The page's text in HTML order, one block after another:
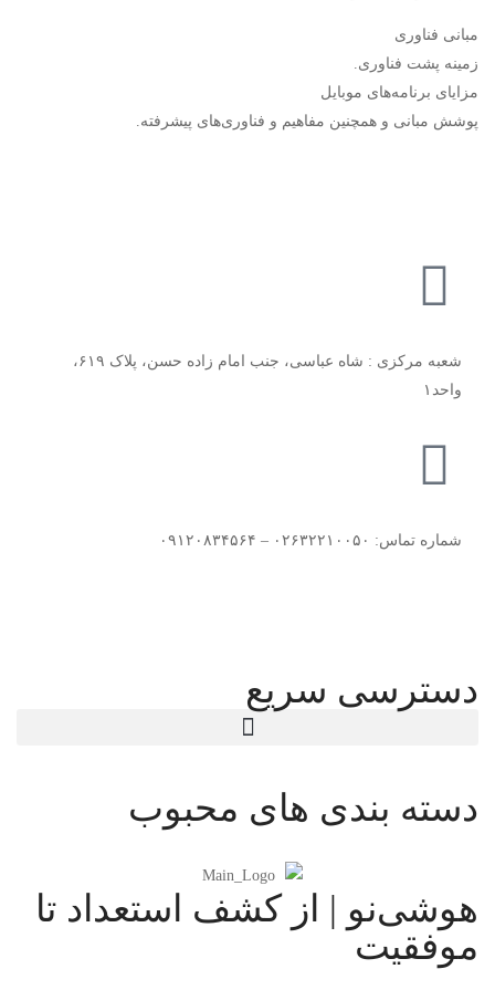
مبانی فناوری
زمینه پشت فناوری.
مزایای برنامه‌های موبایل
پوشش مبانی و همچنین مفاهیم و فناوری‌های پیشرفته.
شعبه مرکزی : شاه عباسی، جنب امام زاده حسن، پلاک ۶۱۹،
واحد۱​
شماره تماس: ۰۲۶۳۲۲۱۰۰۵۰ – ۰۹۱۲۰۸۳۴۵۶۴
دسترسی سریع
دسته بندی های محبوب
هوشی‌نو | از کشف استعداد تا
موفقیت